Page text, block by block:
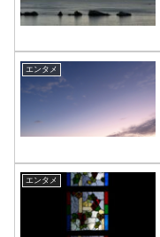
エンタメ
エンタメ